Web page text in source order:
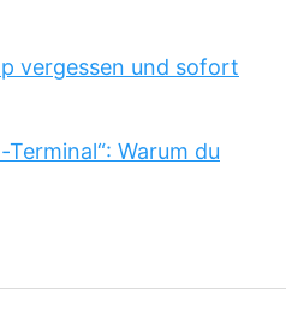
vergessen und sofort
Warum du